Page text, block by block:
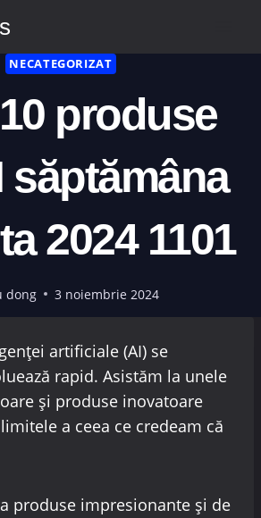
NECATEGORIZAT
produse
săptămâna
2024 1101
dong 3 noiembrie 2024
artificiale (AI) se
rapid. Asistăm la unele
și produse inovatoare
a ceea ce credeam că
produse impresionante și de